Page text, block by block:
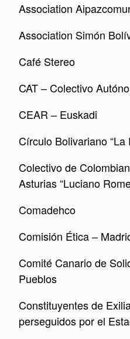
Association
Association Simón
Café Stereo
CAT – Colectivo
CEAR – Euskadi
Círculo Bolivariano “La
Colectivo de
Asturias “Luciano
Comadehco
Comisión Ética –
Comité Canario de
Pueblos
Constituyentes de
perseguidos por el